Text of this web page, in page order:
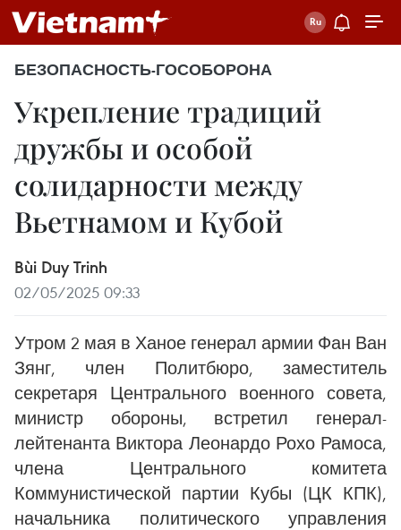
БЕЗОПАСНОСТЬ-ГОСОБОРОНА
Укрепление традиций
дружбы и особой
солидарности между
Вьетнамом и Кубой
Bùi Duy Trinh
02/05/2025 09:33
Утром 2 мая в Ханое генерал армии Фан Ван
Зянг, член Политбюро, заместитель
секретаря Центрального военного совета,
министр обороны, встретил генерал-
лейтенанта Виктора Леонардо Рохо Рамоса,
члена Центрального комитета
Коммунистической партии Кубы (ЦК КПК),
начальника политического управления